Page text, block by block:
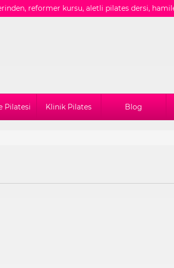
reformer kursu, aletli pilates dersi,
Pilatesi Klinik Pilates Blog